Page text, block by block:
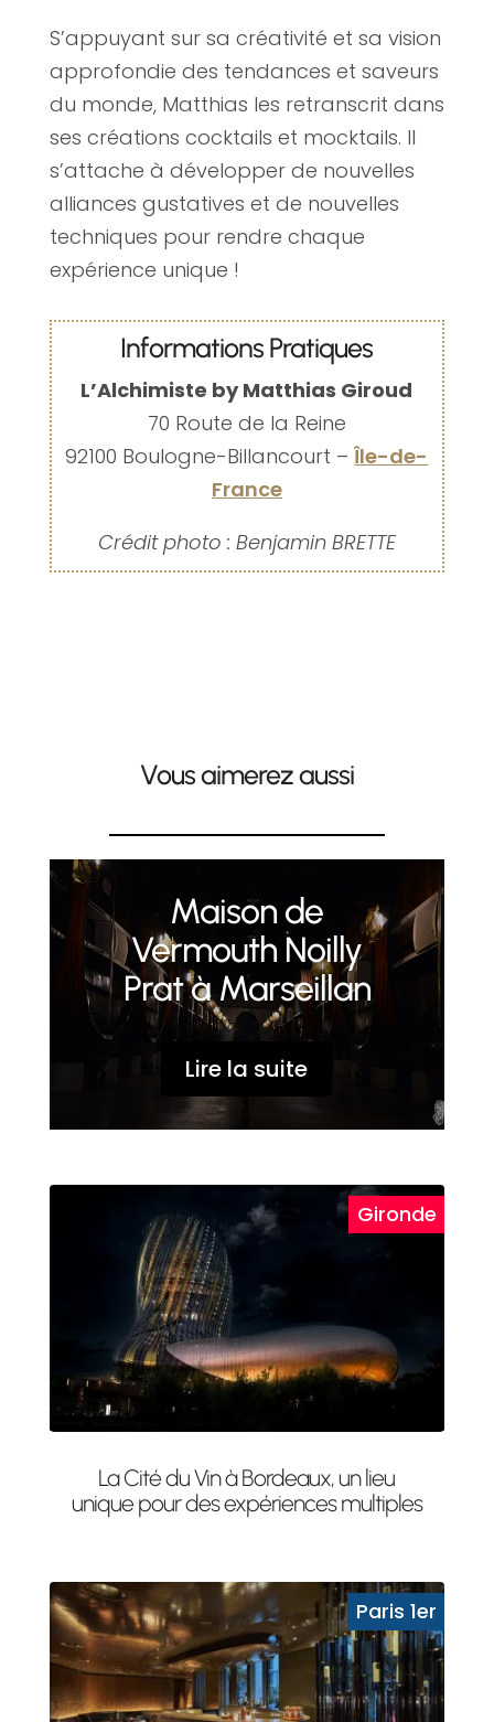
S’appuyant sur sa créativité et sa vision
approfondie des tendances et saveurs
du monde, Matthias les retranscrit dans
ses créations cocktails et mocktails. Il
s’attache à développer de nouvelles
alliances gustatives et de nouvelles
techniques pour rendre chaque
expérience unique !
Informations Pratiques
L’Alchimiste by Matthias Giroud
70 Route de la Reine
92100 Boulogne-Billancourt –Île-de-
France
Crédit photo : Benjamin BRETTE
Vous aimerez aussi
Maison de
Vermouth Noilly
Prat à Marseillan
Lire la suite
La Cité du Vin à Bordeaux, un lieu
unique pour des expériences multiples